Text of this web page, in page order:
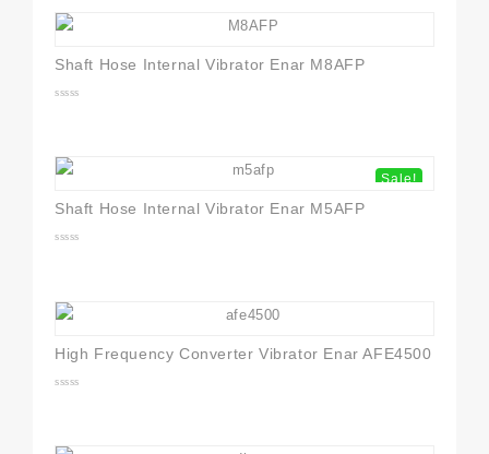
Shaft Hose Internal Vibrator Enar M8AFP
Sale!
Shaft Hose Internal Vibrator Enar M5AFP
High Frequency Converter Vibrator Enar AFE4500